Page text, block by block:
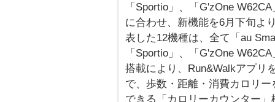
「Sportio」、「G'zOne
に合わせ、新機能を6月下旬よ
表した12機種は、全て「au
「Sportio」、「G'zOne
搭載により、Run&Walkアプリ
で、歩数・距離・消費カロリ
できる「カロリーカウンター